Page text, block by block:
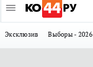
Эксклюзив Выборы - 2026